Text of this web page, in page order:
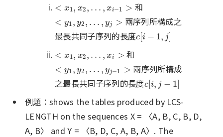
< x1, x2, . . . , xi−1 >
<x 1,x2,..., x i− 1> 和
< y1, y2, . . . , yj >
<y 1, y2,... ,yj >
兩序列所構成之
最長共同子序列的長度c[i − 1, j]
c[i−1 j]
< x1, x2, . . . , xi >
<x 1,x2,..., x i> 和
< y1, y2, . . . , yj−1 >
<y 1, y2,... ,yj − 1>
兩序列所構成
之最長共同子序列的長度c[i, j − 1]
c[i,j − 1]
例題：shows the tables produced by LCS-
LENGTH on the sequences X = 〈A, B, C, B, D,
A, B〉 and Y = 〈B, D, C, A, B, A〉. The